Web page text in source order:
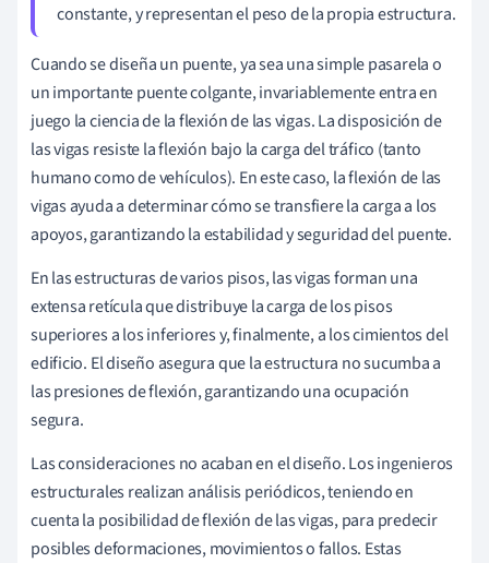
constante, y representan el peso de la propia estructura.
Cuando se diseña un puente, ya sea una simple pasarela o
un importante puente colgante, invariablemente entra en
juego la ciencia de la flexión de las vigas. La disposición de
las vigas resiste la flexión bajo la carga del tráfico (tanto
humano como de vehículos). En este caso, la flexión de las
vigas ayuda a determinar cómo se transfiere la carga a los
apoyos, garantizando la estabilidad y seguridad del puente.
En las estructuras de varios pisos, las vigas forman una
extensa retícula que distribuye la carga de los pisos
superiores a los inferiores y, finalmente, a los cimientos del
edificio. El diseño asegura que la estructura no sucumba a
las presiones de flexión, garantizando una ocupación
segura.
Las consideraciones no acaban en el diseño. Los ingenieros
estructurales realizan análisis periódicos, teniendo en
cuenta la posibilidad de flexión de las vigas, para predecir
posibles deformaciones, movimientos o fallos. Estas